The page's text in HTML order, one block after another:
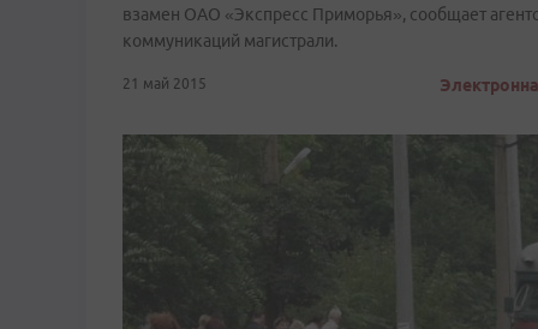
взамен ОАО «Экспресс Приморья», сообщает
коммуникаций магистрали.
21 май 2015